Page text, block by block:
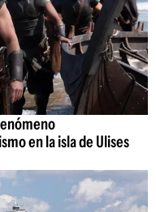
en la isla de Ulises